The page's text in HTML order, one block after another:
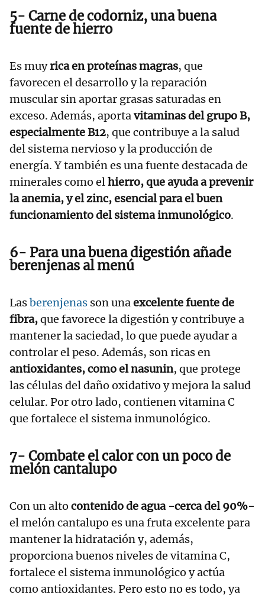
5- Carne de codorniz, una buena
fuente de hierro
Es muyrica en proteínas magras, que
favorecen el desarrollo y la reparación
muscular sin aportar grasas saturadas en
exceso. Además, aportavitaminas del grupo B,
especialmente B12, que contribuye a la salud
del sistema nervioso y la producción de
energía. Y también es una fuente destacada de
minerales como elhierro, que ayuda a prevenir
la anemia, y el zinc, esencial para el buen
funcionamiento del sistema inmunológico.
6- Para una buena digestión añade
berenjenas al menú
Lasberenjenas son unaexcelente fuente de
fibra,que favorece la digestión y contribuye a
mantener la saciedad, lo que puede ayudar a
controlar el peso. Además, son ricas en
antioxidantes, como el nasunin, que protege
las células del daño oxidativo y mejora la salud
celular. Por otro lado, contienen vitamina C
que fortalece el sistema inmunológico.
7- Combate el calor con un poco de
melón cantalupo
Con un alto contenido de agua -cerca del 90%-
el melón cantalupo es una fruta excelente para
mantener la hidratación y, además,
proporciona buenos niveles de vitamina C,
fortalece el sistema inmunológico y actúa
como antioxidantes. Pero esto no es todo, ya